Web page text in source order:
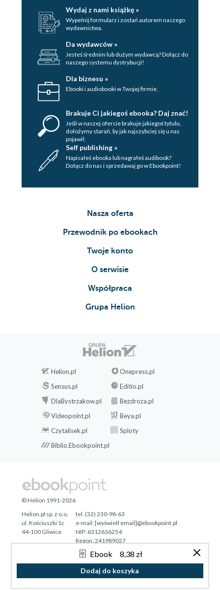
Ebook 8,38 zł
Dodaj do koszyka
Wydaj z nami książkę »
Wypełnij formularz i zostań autorem naszego
wydawnictwa.
Da wydawców »
Jesteś średnim lub dużym wydawcą? Dołącz do
naszego systemu dystrybucji!
Dla biznesu »
Ebooki i audiobooki w Twojej firmie.
Brakuje Ci jakiegoś ebooka? Daj znać!
Jeśli w naszej ofercie brakuje jakiegoś tytulu,
dołożymy starań, by jak najszybciej się u nas
pojawił.
Self publishing »
Napisałeś ebooka lub nagrałeś audibook?
Dołącz do nas i sprzedawaj go w Ebookpoint!
Nasza oferta
Przewodnik po ebookach
Twoje konto
O serwisie
Współpraca
Grupa Helion
Helion.pl
Onepress.pl
Sensus.pl
Editio.pl
DlaBystrzakow.pl
Bezdroza.pl
Videopoint.pl
Beya.pl
Czytalisek.pl
Sploty
Biblio.Ebookpoint.pl
Tonik.pl
© Helion 1991-2026
Helion.pl sp. z o.o.
ul. Kościuszki 1c
44-100 Gliwice
tel. (32) 230-98-63
e-mail:[wyświetl email]@ebookpoint.pl
NIP: 6312636254
Regon: 241989027